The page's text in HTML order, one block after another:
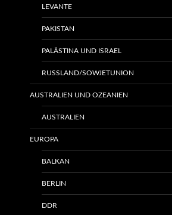
LEVANTE
PAKISTAN
PALÄSTINA UND ISRAEL
RUSSLAND/SOWJETUNION
AUSTRALIEN UND OZEANIEN
AUSTRALIEN
EUROPA
BALKAN
BERLIN
DDR